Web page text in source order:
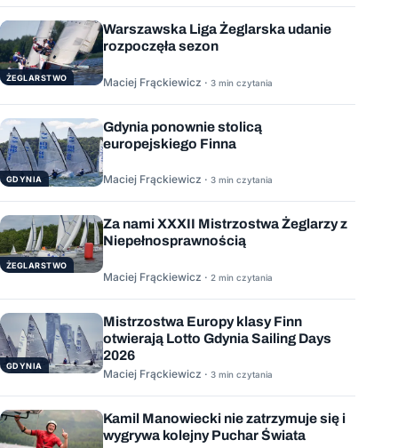
ŻEGLARSTWO
Warszawska Liga Żeglarska udanie
rozpoczęła sezon
Maciej Frąckiewicz · 3 min czytania
GDYNIA
Gdynia ponownie stolicą
europejskiego Finna
Maciej Frąckiewicz · 3 min czytania
ŻEGLARSTWO
Za nami XXXII Mistrzostwa Żeglarzy z
Niepełnosprawnością
Maciej Frąckiewicz · 2 min czytania
GDYNIA
Mistrzostwa Europy klasy Finn
otwierają Lotto Gdynia Sailing Days
2026
Maciej Frąckiewicz · 3 min czytania
Kamil Manowiecki nie zatrzymuje się i
wygrywa kolejny Puchar Świata